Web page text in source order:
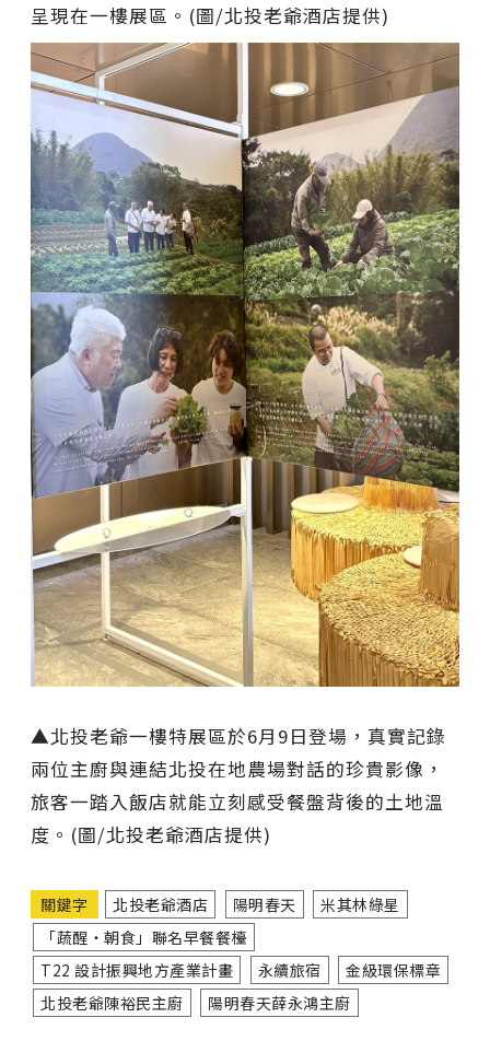
呈現在一樓展區。(圖/北投老爺酒店提供)
▲北投老爺一樓特展區於6月9日登場，真實記錄
兩位主廚與連結北投在地農場對話的珍貴影像，
旅客一踏入飯店就能立刻感受餐盤背後的土地溫
度。(圖/北投老爺酒店提供)
關鍵字 北投老爺酒店 陽明春天
米其林綠星
「蔬醒‧朝食」聯名早餐餐檯
T22 設計振興地方產業計畫
永續旅宿
金級環保標章
北投老爺陳裕民主廚
陽明春天薛永鴻主廚